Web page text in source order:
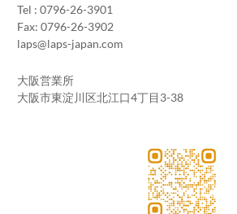
Tel : 0796-26-3901
Fax: 0796-26-3902
laps@laps-japan.com
大阪営業所
大阪市東淀川区北江口4丁目3-38